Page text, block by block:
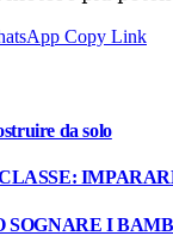
Copy Link
da solo
I